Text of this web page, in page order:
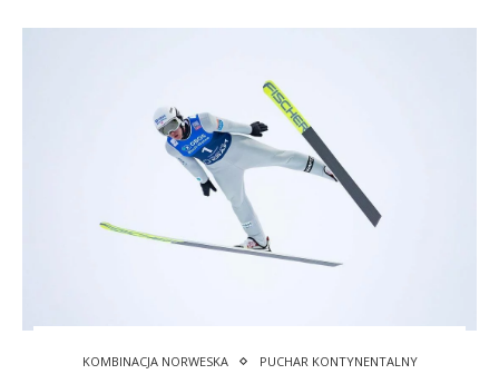
KOMBINACJA NORWESKA PUCHAR KONTYNENTALNY